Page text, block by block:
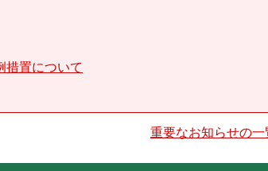
措置について
重要なお知らせの一